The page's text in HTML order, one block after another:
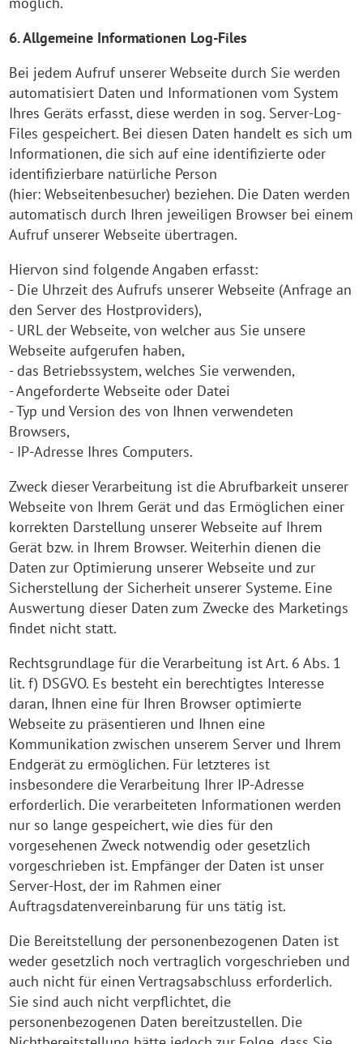
6. Allgemeine Informationen Log-Files
Bei jedem Aufruf unserer Webseite durch Sie werden
automatisiert Daten und Informationen vom System
Ihres Geräts erfasst, diese werden in sog. Server-Log-
Files gespeichert. Bei diesen Daten handelt es sich um
Informationen, die sich auf eine identifizierte oder
identifizierbare natürliche Person
(hier: Webseitenbesucher) beziehen. Die Daten werden
automatisch durch Ihren jeweiligen Browser bei einem
Aufruf unserer Webseite übertragen.
Hiervon sind folgende Angaben erfasst:
- Die Uhrzeit des Aufrufs unserer Webseite (Anfrage an
den Server des Hostproviders),
- URL der Webseite, von welcher aus Sie unsere
Webseite aufgerufen haben,
- das Betriebssystem, welches Sie verwenden,
- Angeforderte Webseite oder Datei
- Typ und Version des von Ihnen verwendeten
Browsers,
- IP-Adresse Ihres Computers.
Zweck dieser Verarbeitung ist die Abrufbarkeit unserer
Webseite von Ihrem Gerät und das Ermöglichen einer
korrekten Darstellung unserer Webseite auf Ihrem
Gerät bzw. in Ihrem Browser. Weiterhin dienen die
Daten zur Optimierung unserer Webseite und zur
Sicherstellung der Sicherheit unserer Systeme. Eine
Auswertung dieser Daten zum Zwecke des Marketings
findet nicht statt.
Rechtsgrundlage für die Verarbeitung ist Art. 6 Abs. 1
lit. f) DSGVO. Es besteht ein berechtigtes Interesse
daran, Ihnen eine für Ihren Browser optimierte
Webseite zu präsentieren und Ihnen eine
Kommunikation zwischen unserem Server und Ihrem
Endgerät zu ermöglichen. Für letzteres ist
insbesondere die Verarbeitung Ihrer IP-Adresse
erforderlich. Die verarbeiteten Informationen werden
nur so lange gespeichert, wie dies für den
vorgesehenen Zweck notwendig oder gesetzlich
vorgeschrieben ist. Empfänger der Daten ist unser
Server-Host, der im Rahmen einer
Auftragsdatenvereinbarung für uns tätig ist.
Die Bereitstellung der personenbezogenen Daten ist
weder gesetzlich noch vertraglich vorgeschrieben und
auch nicht für einen Vertragsabschluss erforderlich.
Sie sind auch nicht verpflichtet, die
personenbezogenen Daten bereitzustellen. Die